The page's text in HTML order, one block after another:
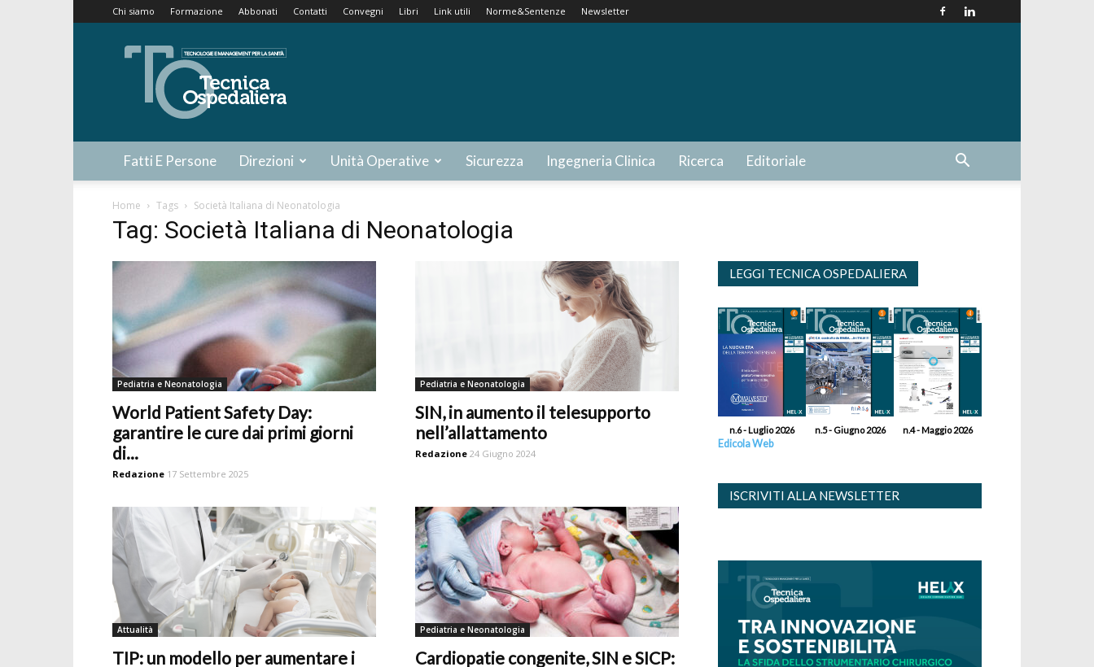
Chi siamo Formazione Abbonati Contatti Convegni Libri Link utili Norme&Sentenze Newsletter
Tecnica
Ospedaliera
Fatti E Persone Direzioni Unità Operative Sicurezza Ingegneria Clinica Ricerca Editoriale
Home Tags Società Italiana di Neonatologia
Tag: Società Italiana di Neonatologia
Pediatria e Neonatologia
World Patient Safety Day:
garantire le cure dai primi giorni
di...
Redazione 17 Settembre 2025
Pediatria e Neonatologia
SIN, in aumento il telesupporto
nell’allattamento
Redazione 24 Giugno 2024
Attualità
TIP: un modello per aumentare i
Pediatria e Neonatologia
Cardiopatie congenite, SIN e SICP:
LEGGI TECNICA OSPEDALIERA
n.6 - Luglio 2026 n.5 - Giugno 2026 n.4 - Maggio 2026
Edicola Web
ISCRIVITI ALLA NEWSLETTER